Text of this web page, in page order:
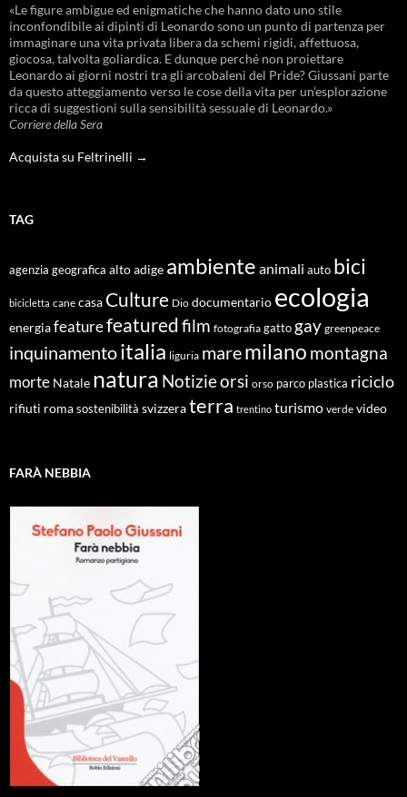
«Le figure ambigue ed enigmatiche che hanno dato uno stile
inconfondibile ai dipinti di Leonardo sono un punto di partenza per
immaginare una vita privata libera da schemi rigidi, affettuosa,
giocosa, talvolta goliardica. E dunque perché non proiettare
Leonardo ai giorni nostri tra gli arcobaleni del Pride? Giussani parte
da questo atteggiamento verso le cose della vita per un’esplorazione
ricca di suggestioni sulla sensibilità sessuale di Leonardo.»
Corriere della Sera
Acquista su Feltrinelli →
TAG
agenzia geografica alto adige ambiente animali auto bici
bicicletta cane casa Culture Dio documentario ecologia
energiafeaturefeaturedfilm fotografia gatto gay greenpeace
inquinamentoitalia liguria maremilano montagna
morte Natale natura Notizieorsi orso parco plastica riciclo
rifiuti roma sostenibilità svizzeraterra trentino turismo verde video
FARÀ NEBBIA